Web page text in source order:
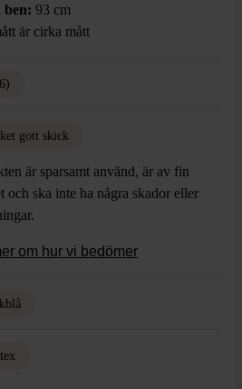
ben: 93 cm
är cirka mått
gott skick
är sparsamt använd, är av fin
och ska inte ha några skador eller
om hur vi bedömer